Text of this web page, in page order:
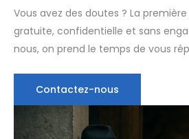
Vous avez des doutes ? La
gratuite, confidentielle et sans
nous, on prend le temps de vous
Contactez-nous